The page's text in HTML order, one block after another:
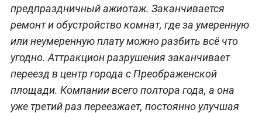
предпраздничный ажиотаж. Заканчивается
ремонт и обустройство комнат, где за умеренную
или неумеренную плату можно разбить всё что
угодно. Аттракцион разрушения заканчивает
переезд в центр города с Преображенской
площади. Компании всего полтора года, а она
уже третий раз переезжает, постоянно улучшая